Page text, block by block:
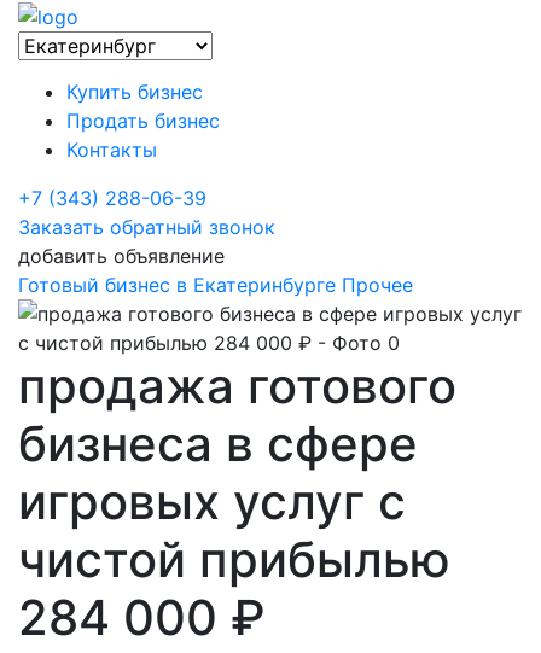
Купить бизнес
Продать бизнес
Контакты
+7 (343) 288-06-39
Заказать обратный звонок
добавить объявление
Готовый бизнес в Екатеринбурге Прочее
продажа готового
бизнеса в сфере
игровых услуг с
чистой прибылью
284 000 ₽